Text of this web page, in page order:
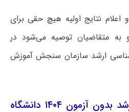
نتایج اولیه هیچ حقی برای
به متقاضیان توصیه می‌شود در
ارشد سازمان سنجش آموزش
رشته های کارشناسی ارشد بدون آزمون ۱۴۰۴ دانشگاه